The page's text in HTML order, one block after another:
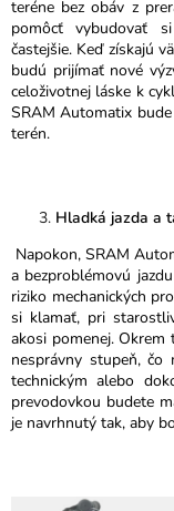
teréne bez obáv z
pomôcť vybudovať
častejšie. Keď získajú
budú prijímať nové
celoživotnej láske k
SRAM Automatix
terén.
Hladká jazda a
Napokon, SRAM
a bezproblémovú
riziko mechanických
si klamať, pri
akosi pomenej.
nesprávny stupeň, čo
technickým alebo
prevodovkou budete
je navrhnutý tak, aby